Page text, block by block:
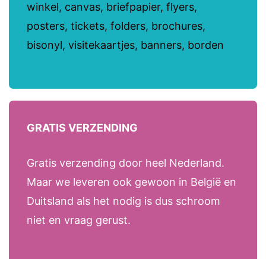
winkel, canvas, briefpapier, flyers,
posters, tickets, folders, brochures,
bisonyl, visitekaartjes, banners, borden
GRATIS VERZENDING
Gratis verzending door heel Nederland.
Maar we leveren ook gewoon in België en
Duitsland als het nodig is dus schroom
niet en vraag gerust.